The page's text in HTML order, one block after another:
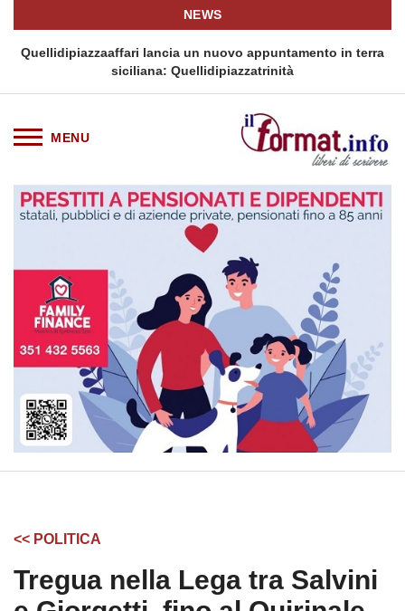
NEWS
Quellidipiazzaaffari lancia un nuovo appuntamento in terra
siciliana: Quellidipiazzatrinità
<< POLITICA
Tregua nella Lega tra Salvini